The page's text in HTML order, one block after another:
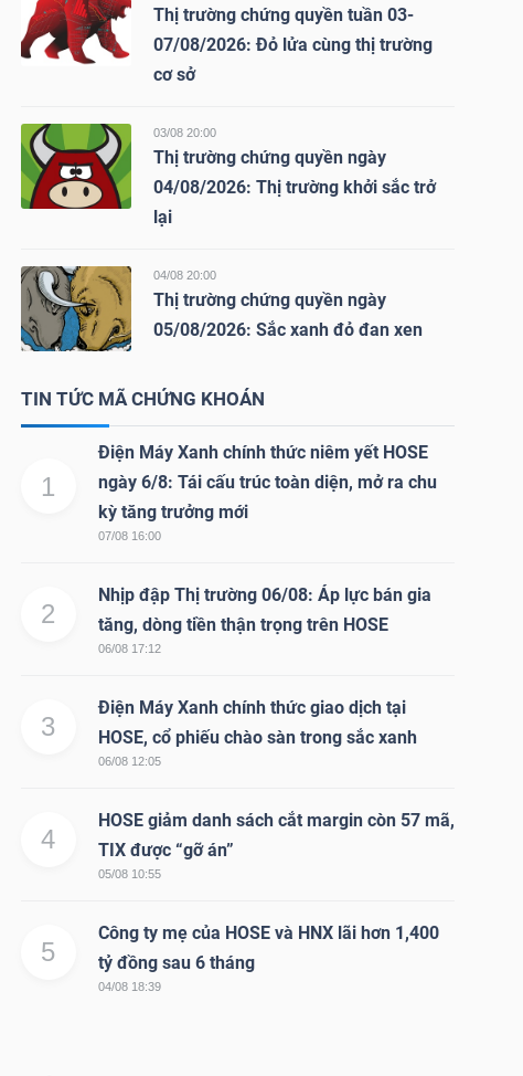
Thị trường chứng quyền tuần 03-
07/08/2026: Đỏ lửa cùng thị trường
cơ sở
03/08 20:00
Thị trường chứng quyền ngày
04/08/2026: Thị trường khởi sắc trở
lại
04/08 20:00
Thị trường chứng quyền ngày
05/08/2026: Sắc xanh đỏ đan xen
TIN TỨC MÃ CHỨNG KHOÁN
1
Điện Máy Xanh chính thức niêm yết HOSE
ngày 6/8: Tái cấu trúc toàn diện, mở ra chu
kỳ tăng trưởng mới
07/08 16:00
2
Nhịp đập Thị trường 06/08: Áp lực bán gia
tăng, dòng tiền thận trọng trên HOSE
06/08 17:12
3
Điện Máy Xanh chính thức giao dịch tại
HOSE, cổ phiếu chào sàn trong sắc xanh
06/08 12:05
4
HOSE giảm danh sách cắt margin còn 57 mã,
TIX được “gỡ án”
05/08 10:55
5
Công ty mẹ của HOSE và HNX lãi hơn 1,400
tỷ đồng sau 6 tháng
04/08 18:39